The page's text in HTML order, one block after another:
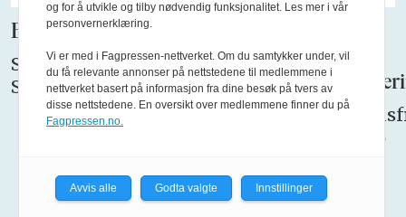
Bussjåfør
Søknadsfrist:
Snarest
BFO
søker
leder for
Forhandlingsutvalget
BFOs
nye
Teigsjef
18.08.26
vår nye
18.08.26
og for å utvikle og tilby nødvendig funksjonalitet. Les mer i vår
personvernerklæring.
Vi er med i Fagpressen-nettverket. Om du samtykker under, vil
du få relevante annonser på nettstedene til medlemmene i
nettverket basert på informasjon fra dine besøk på tvers av
disse nettstedene. En oversikt over medlemmene finner du på
Fagpressen.no.
Avvis alle Godta valgte Innstillinger